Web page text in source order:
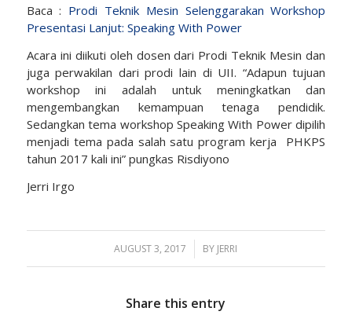
Baca : Prodi Teknik Mesin Selenggarakan Workshop
Presentasi Lanjut: Speaking With Power
Acara ini diikuti oleh dosen dari Prodi Teknik Mesin dan
juga perwakilan dari prodi lain di UII. “Adapun tujuan
workshop ini adalah untuk meningkatkan dan
mengembangkan kemampuan tenaga pendidik.
Sedangkan tema workshop Speaking With Power dipilih
menjadi tema pada salah satu program kerja PHKPS
tahun 2017 kali ini” pungkas Risdiyono
Jerri Irgo
AUGUST 3, 2017
/ BY JERRI
Share this entry